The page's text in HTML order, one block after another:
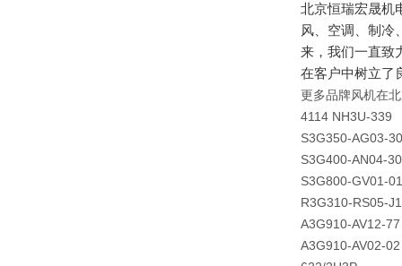
北京恒瑞宏晟机
风、空调、制冷
来，我们一直致
在客户中树立了
更多品牌风机在
4114 NH3U-339
S3G350-AG03-30
S3G400-AN04-30
S3G800-GV01-01
R3G310-RS05-J1
A3G910-AV12-77
A3G910-AV02-02